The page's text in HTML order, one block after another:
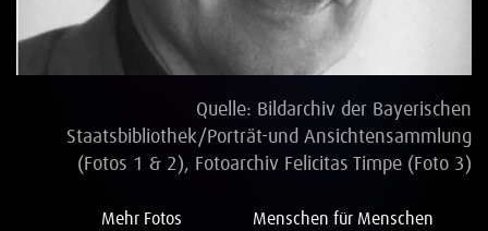
Vollbild
Quelle: Bildarchiv der Bayerischen
Staatsbibliothek/Porträt-und Ansichtensammlung
(Fotos 1 & 2), Fotoarchiv Felicitas Timpe (Foto 3)
Mehr Fotos Menschen für Menschen